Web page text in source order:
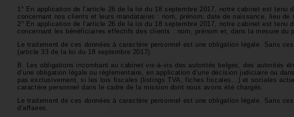
1° En application de l’article 26 de la loi du 18 septembre 2017, notre cabinet est
concernant nos clients et leurs mandataires : nom, prénom, date de naissance, lieu
2° En application de l’article 26 de la loi du 18 septembre 2017, notre cabinet est
concernant les bénéficiaires effectifs des clients : nom, prénom et, dans la mesure du
Le traitement de ces données à caractère personnel est une obligation légale. Sans
(article 33 de la loi du 18 septembre 2017).
B. Les obligations incombant au cabinet vis-à-vis des autorités belges, des autorités
d’une obligation légale ou réglementaire, en application d’une décision judiciaire ou
pas exclusivement, si les lois fiscales (listings TVA, fiches fiscales…) et sociales
caractère personnel dans le cadre de la mission dont nous avons été chargés.
Le traitement de ces données à caractère personnel est une obligation légale. Sans
d’affaires.